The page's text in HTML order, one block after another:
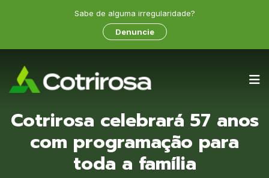
Sabe de alguma irregularidade?
Denuncie
Cotrirosa celebrará 57 anos
com programação para
toda a família